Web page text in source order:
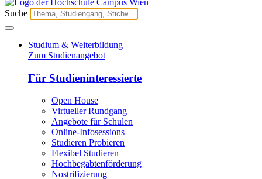
Suche
Studium & Weiterbildung
Zum Studienangebot
Für Studieninteressierte
Open House
Virtueller Rundgang
Angebote für Schulen
Online-Infosessions
Studieren Probieren
Flexibel Studieren
Hochbegabtenförderung
Nostrifizierung